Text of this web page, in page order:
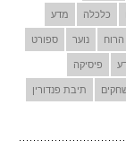
כלכלה מדע
הרוח נוער ספורט
פיסיקה
תיבת פנדורין